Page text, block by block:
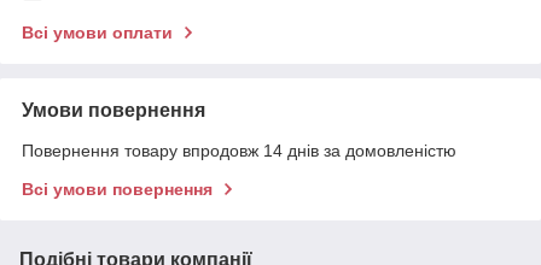
Всі умови оплати
Умови повернення
Повернення товару впродовж 14 днів за домовленістю
Всі умови повернення
Подібні товари компанії